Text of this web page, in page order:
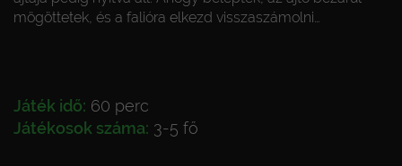
mögöttetek, és a falióra elkezd visszaszámolni…
Játék idő: 60 perc
Játékosok száma: 3-5 fő